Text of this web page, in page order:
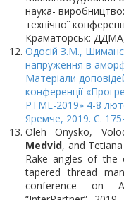
наука-
технічної
Краматорськ:
Одосій З.М.,
напруження в
Матеріали
конференції
PTME-2019» 4-8
Яремче, 2019. С.
Oleh Onysko,
Medvid, and
Rake angles of
tapered thread
conference on